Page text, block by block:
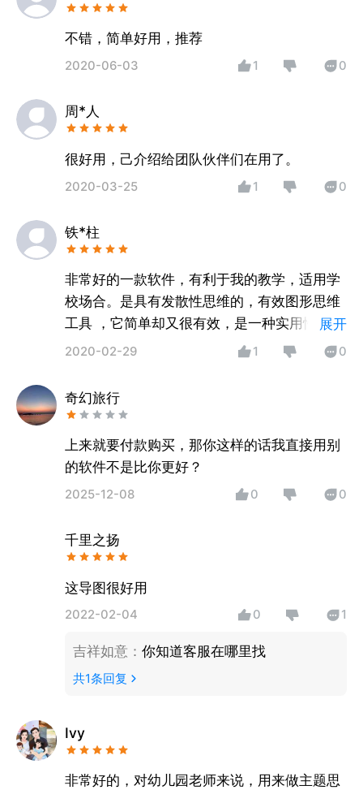
不错，简单好用，推荐
2020-06-03 1 0
周*人
很好用，己介绍给团队伙伴们在用了。
2020-03-25 1 0
铁*柱
非常好的一款软件，有利于我的教学，适用学
校场合。是具有发散性思维的，有效图形思维
工具 ，它简单却又很有效，是一种实用性的思
维工具。思维导图运用图文并重的技巧，把各
出来，把主题关键词与图像、颜色等建立记忆
链接。思维导图具有有助于学生记忆的强大功
展开
2020-02-29 1 0
奇幻旅行
上来就要付款购买，那你这样的话我直接用别
的软件不是比你更好？
2025-12-08 0 0
千里之扬
这导图很好用
2022-02-04 0 1
吉祥如意 ： 你知道客服在哪里找
共1条回复
Ivy
非常好的，对幼儿园老师来说，用来做主题思